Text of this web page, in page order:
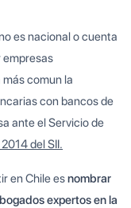
es nacional o cuenta
empresas
comun la
con bancos de
ante el Servicio de
del SII.
en Chile esnombrar
expertos en la